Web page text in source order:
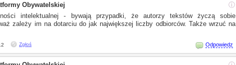
ⓘ
Obywatelskiej
intelektualnej - bywają przypadki, że autorzy tekstów życzą sobie
zależy im na dotarciu do jak największej liczby odbiorców. Także wrzuć na
Zgłoś Odpowiedz